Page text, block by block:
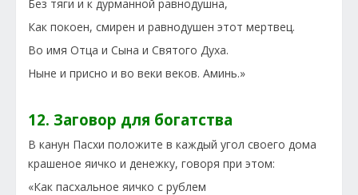
Без тяги и к дурманной равнодушна,
Как покоен, смирен и равнодушен этот мертвец.
Во имя Отца и Сына и Святого Духа.
Ныне и присно и во веки веков. Аминь.»
12. Заговор для богатства
В канун Пасхи положите в каждый угол своего дома
крашеное яичко и денежку, говоря при этом:
«Как пасхальное яичко с рублем